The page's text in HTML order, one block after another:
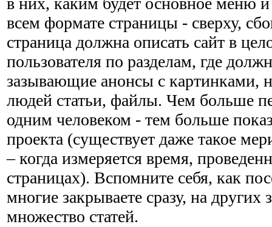
всем формате страницы - сверху,
страница должна описать сайт в
пользователя по разделам, где
зазывающие анонсы с картинками,
людей статьи, файлы. Чем больше
одним человеком - тем больше
проекта (существует даже такое
– когда измеряется время,
страницах). Вспомните себя, как
многие закрываете сразу, на других
множество статей.